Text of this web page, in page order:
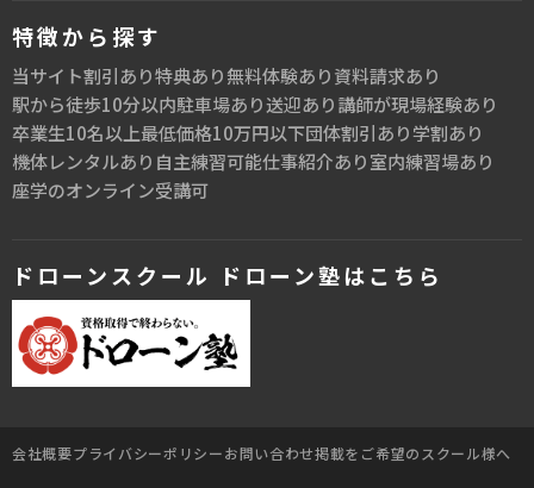
特徴から探す
当サイト割引あり特典あり無料体験あり資料請求あり
駅から徒歩10分以内駐車場あり送迎あり講師が現場経験あり
卒業生10名以上最低価格10万円以下団体割引あり学割あり
機体レンタルあり 自主練習可能仕事紹介あり室内練習場あり
座学のオンライン受講可
ドローンスクール ドローン塾はこちら
会社概要プライバシーポリシーお問い合わせ掲載をご希望のスクール様へ